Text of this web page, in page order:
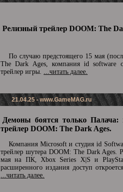
Релизный трейлер DOOM: The
По случаю предстоящего 15 мая
The Dark Ages, компания id software
трейлер игры. ...читать далее.
21.04.25 -www.GameMAG.ru
Демоны боятся только Палача:
трейлер DOOM: The Dark Ages.
Компания Microsoft и студия id
трейлер шутера DOOM: The Dark Ages.
мая на ПК, Xbox Series X|S и
расширенного издания доступ
...читать далее.